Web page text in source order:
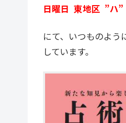
日曜日 東地区 ”ハ
にて、いつものよう
しています。